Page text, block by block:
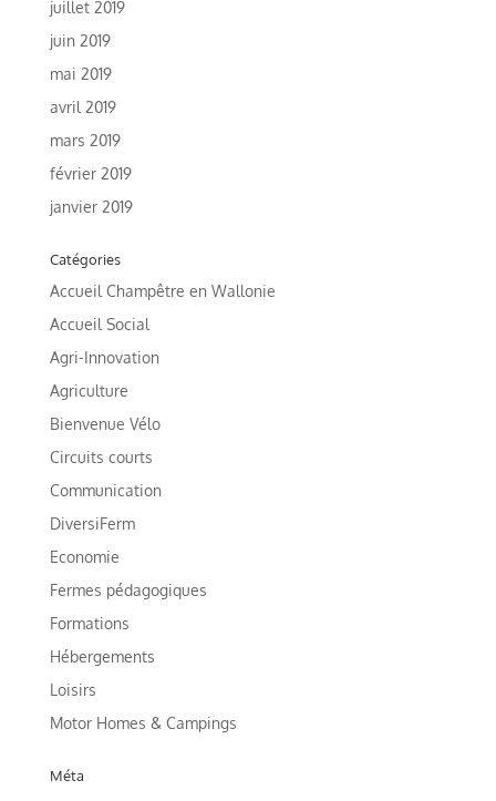
juillet 2019
juin 2019
mai 2019
avril 2019
mars 2019
février 2019
janvier 2019
Catégories
Accueil Champêtre en Wallonie
Accueil Social
Agri-Innovation
Agriculture
Bienvenue Vélo
Circuits courts
Communication
DiversiFerm
Economie
Fermes pédagogiques
Formations
Hébergements
Loisirs
Motor Homes & Campings
Méta